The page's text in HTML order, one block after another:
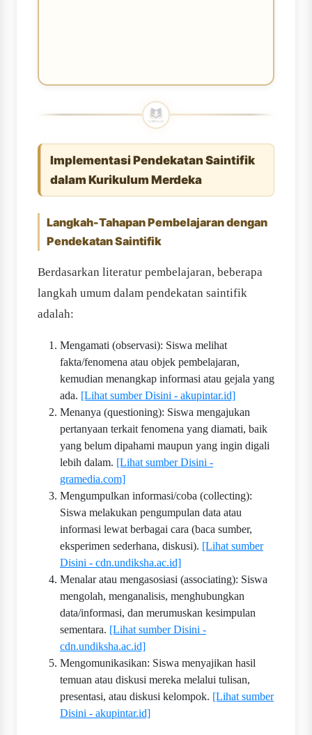
Implementasi Pendekatan Saintifik
dalam Kurikulum Merdeka
Langkah-Tahapan Pembelajaran dengan
Pendekatan Saintifik
Berdasarkan literatur pembelajaran, beberapa
langkah umum dalam pendekatan saintifik
adalah:
Mengamati (observasi): Siswa melihat
fakta/fenomena atau objek pembelajaran,
kemudian menangkap informasi atau gejala yang
ada. [Lihat sumber Disini - akupintar.id]
Menanya (questioning): Siswa mengajukan
pertanyaan terkait fenomena yang diamati, baik
yang belum dipahami maupun yang ingin digali
lebih dalam. [Lihat sumber Disini -
gramedia.com]
Mengumpulkan informasi/coba (collecting):
Siswa melakukan pengumpulan data atau
informasi lewat berbagai cara (baca sumber,
eksperimen sederhana, diskusi). [Lihat sumber
Disini - cdn.undiksha.ac.id]
Menalar atau mengasosiasi (associating): Siswa
mengolah, menganalisis, menghubungkan
data/informasi, dan merumuskan kesimpulan
sementara. [Lihat sumber Disini -
cdn.undiksha.ac.id]
Mengomunikasikan: Siswa menyajikan hasil
temuan atau diskusi mereka melalui tulisan,
presentasi, atau diskusi kelompok. [Lihat sumber
Disini - akupintar.id]